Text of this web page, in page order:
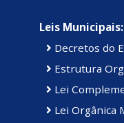
Leis Municipais:
Decretos do
Estrutura
Lei
Lei Orgânica